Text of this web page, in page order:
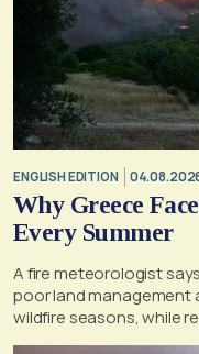
ENGLISH EDITION
Why Greece
Every Summer
A fire meteorologist
poor land management
wildfire seasons, while